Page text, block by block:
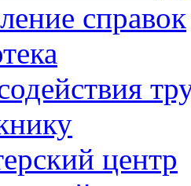
справок
центр